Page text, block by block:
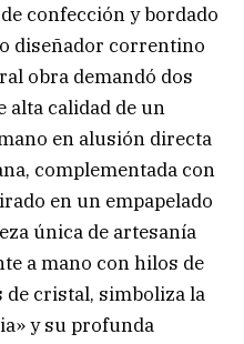
confección y bordado
diseñador correntino
obra demandó dos
alta calidad de un
en alusión directa
complementada con
en un empapelado
única de artesanía
a mano con hilos de
de cristal, simboliza la
y su profunda